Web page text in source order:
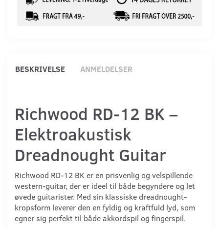
BESKRIVELSE ANMELDELSER
Richwood RD-12 BK –
Elektroakustisk
Dreadnought Guitar
Richwood RD-12 BK er en prisvenlig og velspillende
western-guitar, der er ideel til både begyndere og let
øvede guitarister. Med sin klassiske dreadnought-
kropsform leverer den en fyldig og kraftfuld lyd, som
egner sig perfekt til både akkordspil og fingerspil.